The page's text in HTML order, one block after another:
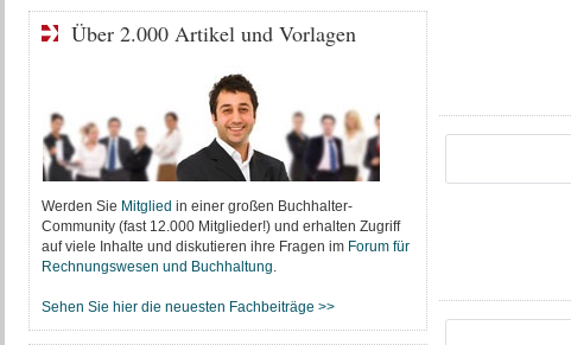
Über 2.000 Artikel und Vorlagen
Werden Sie Mitglied in einer großen Buchhalter-
Community (fast 12.000 Mitglieder!) und erhalten Zugriff
auf viele Inhalte und diskutieren ihre Fragen im Forum für
Rechnungswesen und Buchhaltung.
Sehen Sie hier die neuesten Fachbeiträge >>